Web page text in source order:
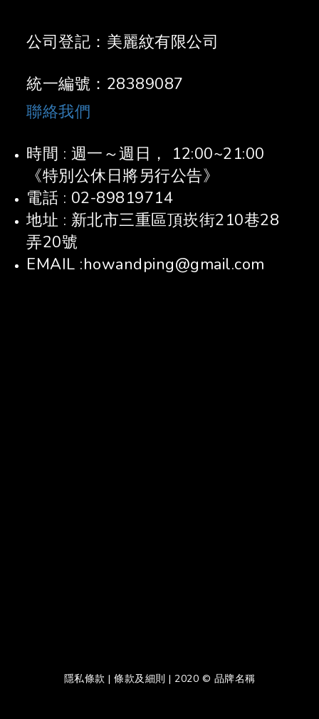
公司登記：美麗紋有限公司
統一編號：28389087
聯絡我們
時間 : 週一～週日， 12:00~21:00
《特別公休日將另行公告》
電話 : 02-89819714
地址 : 新北市三重區頂崁街210巷28
弄20號
EMAIL :howandping@gmail.com
隱私條款 | 條款及細則 | 2020 © 品牌名稱